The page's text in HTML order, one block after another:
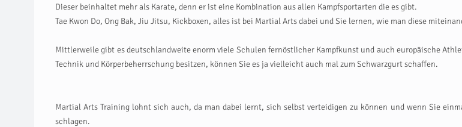
Dieser beinhaltet mehr als Karate, denn er ist eine Kombination aus allen Kampfsportarten die es gibt.
Tae Kwon Do, Ong Bak, Jiu Jitsu, Kickboxen, alles ist bei Martial Arts dabei und Sie lernen, wie man diese
Mittlerweile gibt es deutschlandweite enorm viele Schulen fernöstlicher Kampfkunst und auch europäische
Technik und Körperbeherrschung besitzen, können Sie es ja vielleicht auch mal zum Schwarzgurt schaffen.
Martial Arts Training lohnt sich auch, da man dabei lernt, sich selbst verteidigen zu können und wenn Sie
schlagen.